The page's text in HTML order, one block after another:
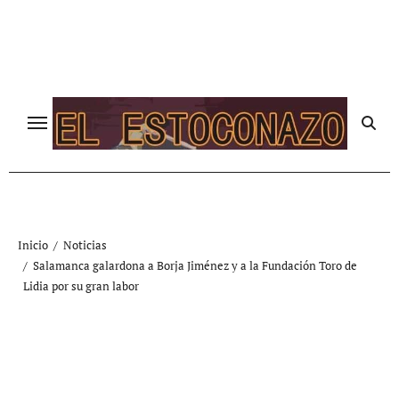
Inicio
Noticias
Salamanca galardona a Borja Jiménez y a la Fundación Toro de
Lidia por su gran labor